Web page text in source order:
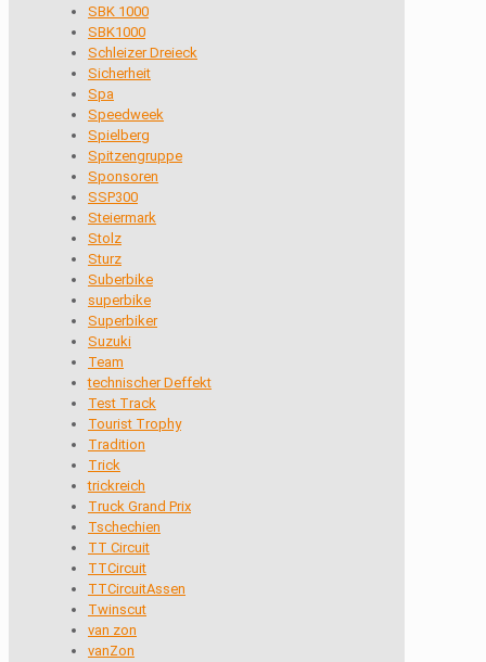
SBK 1000
SBK1000
Schleizer Dreieck
Sicherheit
Spa
Speedweek
Spielberg
Spitzengruppe
Sponsoren
SSP300
Steiermark
Stolz
Sturz
Suberbike
superbike
Superbiker
Suzuki
Team
technischer Deffekt
Test Track
Tourist Trophy
Tradition
Trick
trickreich
Truck Grand Prix
Tschechien
TT Circuit
TTCircuit
TTCircuitAssen
Twinscut
van zon
vanZon